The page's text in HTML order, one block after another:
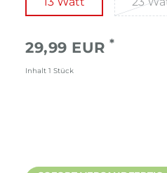
29,99 EUR *
Inhalt 1 Stück